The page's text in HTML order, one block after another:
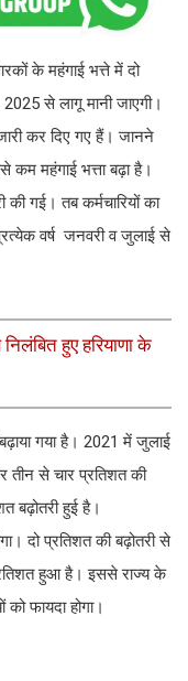
के महंगाई भत्ते में दो
से लागू मानी जाएगी।
कर दिए गए हैं। जानने
कम महंगाई भत्ता बढ़ा है।
गई। तब कर्मचारियों का
वर्ष जनवरी व जुलाई से
हुए हरियाणा के
गया है। 2021 में जुलाई
तीन से चार प्रतिशत की
बढ़ोतरी हुई है।
दो प्रतिशत की बढ़ोतरी से
हुआ है। इससे राज्य के
को फायदा होगा।